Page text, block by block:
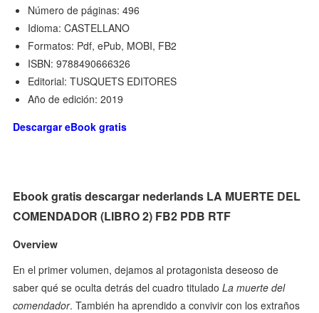
Número de páginas: 496
Idioma: CASTELLANO
Formatos: Pdf, ePub, MOBI, FB2
ISBN: 9788490666326
Editorial: TUSQUETS EDITORES
Año de edición: 2019
Descargar eBook gratis
Ebook gratis descargar nederlands LA MUERTE DEL
COMENDADOR (LIBRO 2) FB2 PDB RTF
Overview
En el primer volumen, dejamos al protagonista deseoso de
saber qué se oculta detrás del cuadro tituladoLa muerte del
comendador. También ha aprendido a convivir con los extraños